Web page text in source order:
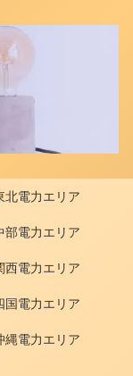
北電力エリア
部電力エリア
西電力エリア
国電力エリア
縄電力エリア